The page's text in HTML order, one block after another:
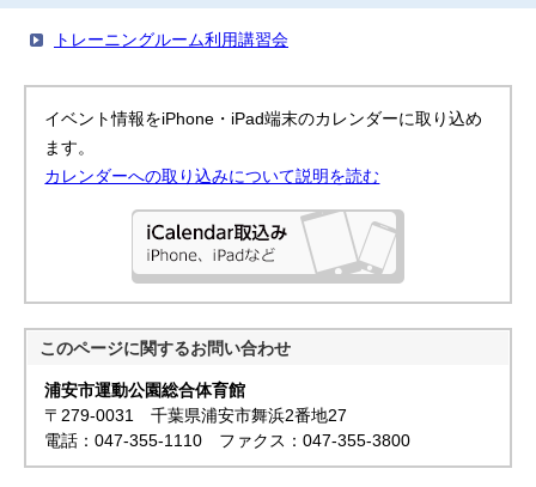
トレーニングルーム利用講習会
イベント情報をiPhone・iPad端末のカレンダーに取り込め
ます。
カレンダーへの取り込みについて説明を読む
このページに関するお問い合わせ
浦安市運動公園総合体育館
〒279-0031 千葉県浦安市舞浜2番地27
電話：047-355-1110 ファクス：047-355-3800